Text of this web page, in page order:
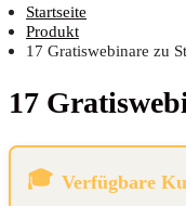
Startseite
Produkt
17 Gratiswebinare zu
17
Verfügbare